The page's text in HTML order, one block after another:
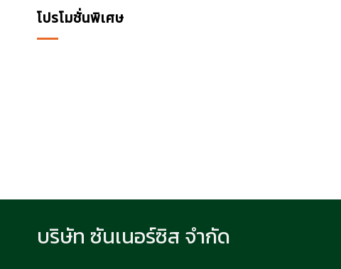
โปรโมชั่นพิเศษ
บริษัท ซันเนอร์ซิส จำกัด